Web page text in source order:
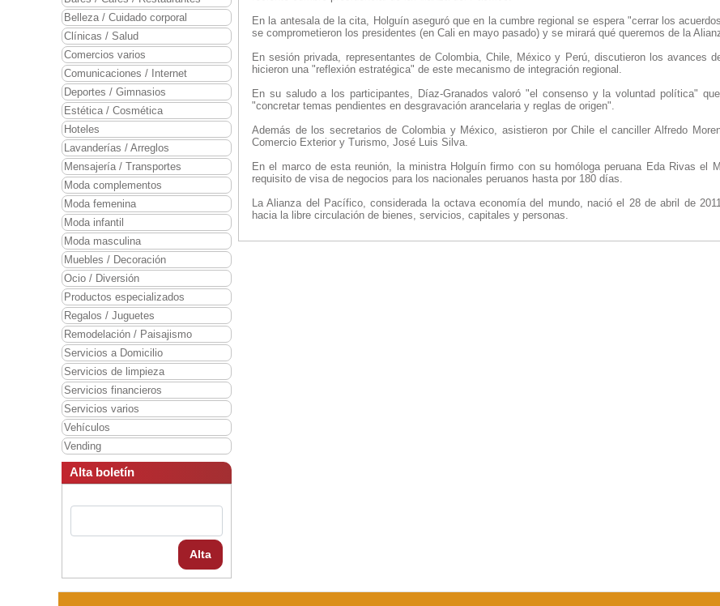
Belleza / Cuidado corporal
Clínicas / Salud
Comercios varios
Comunicaciones / Internet
Deportes / Gimnasios
Estética / Cosmética
Hoteles
Lavanderías / Arreglos
Mensajería / Transportes
Moda complementos
Moda femenina
Moda infantil
Moda masculina
Muebles / Decoración
Ocio / Diversión
Productos especializados
Regalos / Juguetes
Remodelación / Paisajismo
Servicios a Domicilio
Servicios de limpieza
Servicios financieros
Servicios varios
Vehículos
Vending
Alta boletín
Alta
En la antesala de la cita, Holguín aseguró que en la cumbre regional se espera "cerrar los
se comprometieron los presidentes (en Cali en mayo pasado) y se mirará qué queremos de la
En sesión privada, representantes de Colombia, Chile, México y Perú, discutieron los avances
hicieron una "reflexión estratégica" de este mecanismo de integración regional.
En su saludo a los participantes, Díaz-Granados valoró "el consenso y la voluntad política"
"concretar temas pendientes en desgravación arancelaria y reglas de origen".
Además de los secretarios de Colombia y México, asistieron por Chile el canciller Alfredo
Comercio Exterior y Turismo, José Luis Silva.
En el marco de esta reunión, la ministra Holguín firmo con su homóloga peruana Eda Rivas el
requisito de visa de negocios para los nacionales peruanos hasta por 180 días.
La Alianza del Pacífico, considerada la octava economía del mundo, nació el 28 de abril de
hacia la libre circulación de bienes, servicios, capitales y personas.